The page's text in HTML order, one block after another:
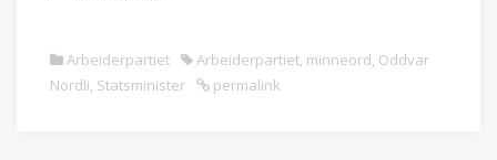
Arbeiderpartiet Arbeiderpartiet, minneord, Oddvar
Nordli, Statsminister permalink